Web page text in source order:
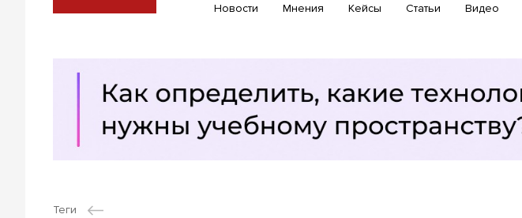
Новости Мнения Кейсы Статьи Видео
Теги